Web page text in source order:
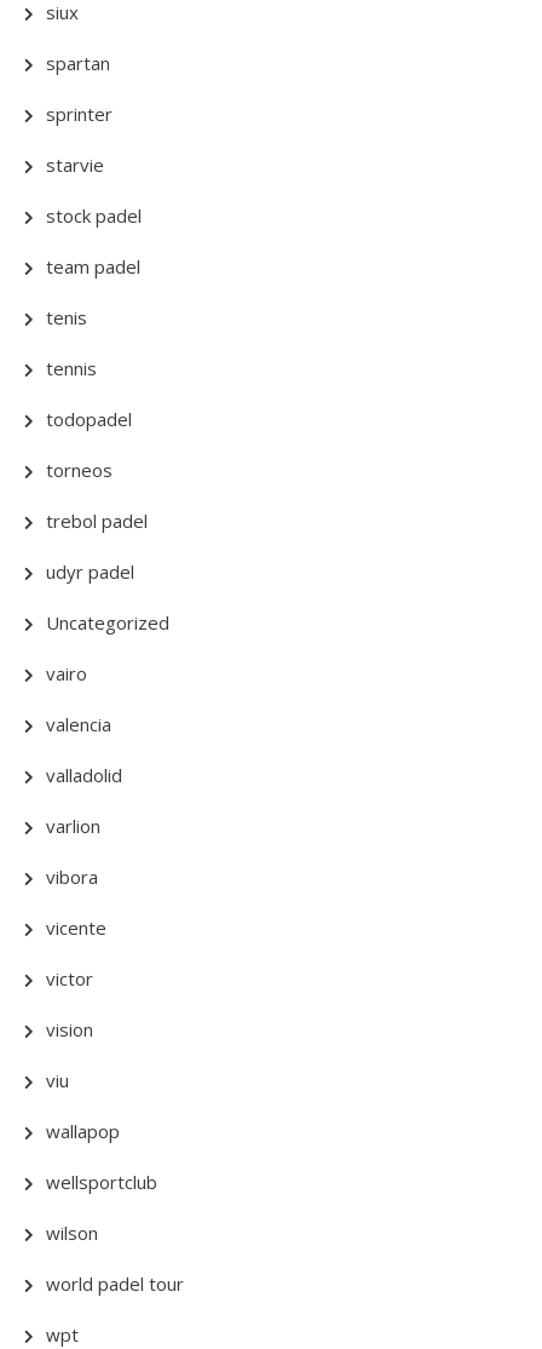
siux
spartan
sprinter
starvie
stock padel
team padel
tenis
tennis
todopadel
torneos
trebol padel
udyr padel
Uncategorized
vairo
valencia
valladolid
varlion
vibora
vicente
victor
vision
viu
wallapop
wellsportclub
wilson
world padel tour
wpt